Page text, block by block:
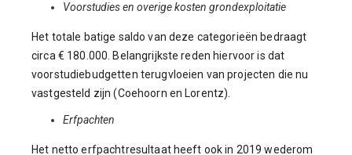
Voorstudies en overige kosten grondexploitatie
Het totale batige saldo van deze categorieën bedraagt
circa € 180.000. Belangrijkste reden hiervoor is dat
voorstudiebudgetten terugvloeien van projecten die nu
vastgesteld zijn (Coehoorn en Lorentz).
Erfpachten
Het netto erfpachtresultaat heeft ook in 2019 wederom